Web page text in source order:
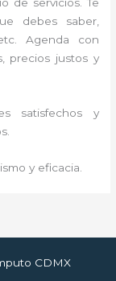
debes saber,
Agenda con
precios justos y
satisfechos y
y eficacia.
CDMX